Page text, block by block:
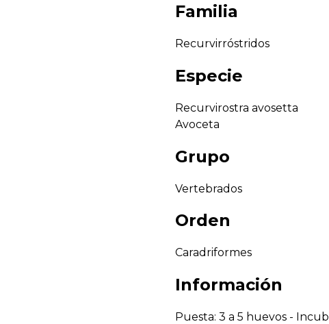
Familia
Recurvirróstridos
Especie
Recurvirostra avosetta
Avoceta
Grupo
Vertebrados
Orden
Caradriformes
Información
Puesta: 3 a 5 huevos -